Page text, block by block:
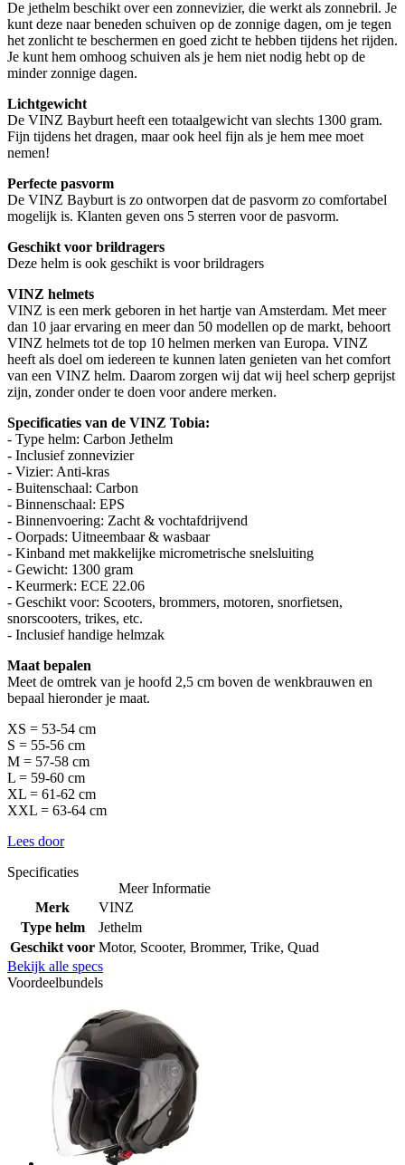
De jethelm beschikt over een zonnevizier, die werkt als zonnebril. Je
kunt deze naar beneden schuiven op de zonnige dagen, om je tegen
het zonlicht te beschermen en goed zicht te hebben tijdens het rijden.
Je kunt hem omhoog schuiven als je hem niet nodig hebt op de
minder zonnige dagen.
Lichtgewicht
De VINZ Bayburt heeft een totaalgewicht van slechts 1300 gram.
Fijn tijdens het dragen, maar ook heel fijn als je hem mee moet
nemen!
Perfecte pasvorm
De VINZ Bayburt is zo ontworpen dat de pasvorm zo comfortabel
mogelijk is. Klanten geven ons 5 sterren voor de pasvorm.
Geschikt voor brildragers
Deze helm is ook geschikt is voor brildragers
VINZ helmets
VINZ is een merk geboren in het hartje van Amsterdam. Met meer
dan 10 jaar ervaring en meer dan 50 modellen op de markt, behoort
VINZ helmets tot de top 10 helmen merken van Europa. VINZ
heeft als doel om iedereen te kunnen laten genieten van het comfort
van een VINZ helm. Daarom zorgen wij dat wij heel scherp geprijst
zijn, zonder onder te doen voor andere merken.
Specificaties van de VINZ Tobia:
- Type helm: Carbon Jethelm
- Inclusief zonnevizier
- Vizier: Anti-kras
- Buitenschaal: Carbon
- Binnenschaal: EPS
- Binnenvoering: Zacht & vochtafdrijvend
- Oorpads: Uitneembaar & wasbaar
- Kinband met makkelijke micrometrische snelsluiting
- Gewicht: 1300 gram
- Keurmerk: ECE 22.06
- Geschikt voor: Scooters, brommers, motoren, snorfietsen,
snorscooters, trikes, etc.
- Inclusief handige helmzak
Maat bepalen
Meet de omtrek van je hoofd 2,5 cm boven de wenkbrauwen en
bepaal hieronder je maat.
XS = 53-54 cm
S = 55-56 cm
M = 57-58 cm
L = 59-60 cm
XL = 61-62 cm
XXL = 63-64 cm
Lees door
Specificaties
Meer Informatie
Merk
VINZ
Type helm
Jethelm
Geschikt voor Motor, Scooter, Brommer, Trike, Quad
Bekijk alle specs
Voordeelbundels